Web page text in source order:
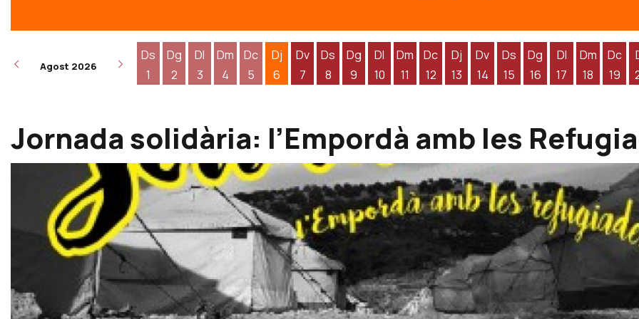
Agost 2026
Ds
1
Dg
2
Dl
3
Dm
4
Dc
5
Dj
6
Dv
7
Ds
8
Dg
9
Dl
10
Dm
11
Dc
12
Dj
13
Dv
14
Ds
15
Dg
16
Dl
17
Dm
18
Dc
19
Jornada solidària: l’Empordà amb les